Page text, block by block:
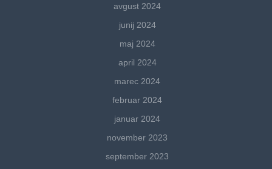
avgust 2024
junij 2024
maj 2024
april 2024
marec 2024
februar 2024
januar 2024
november 2023
september 2023